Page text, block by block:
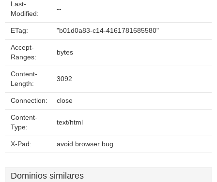
Last-
Modified:
--
ETag: "b01d0a83-c14-4161781685580"
Accept-
Ranges:
bytes
Content-
Length:
3092
Connection: close
Content-
Type:
text/html
X-Pad: avoid browser bug
Dominios similares